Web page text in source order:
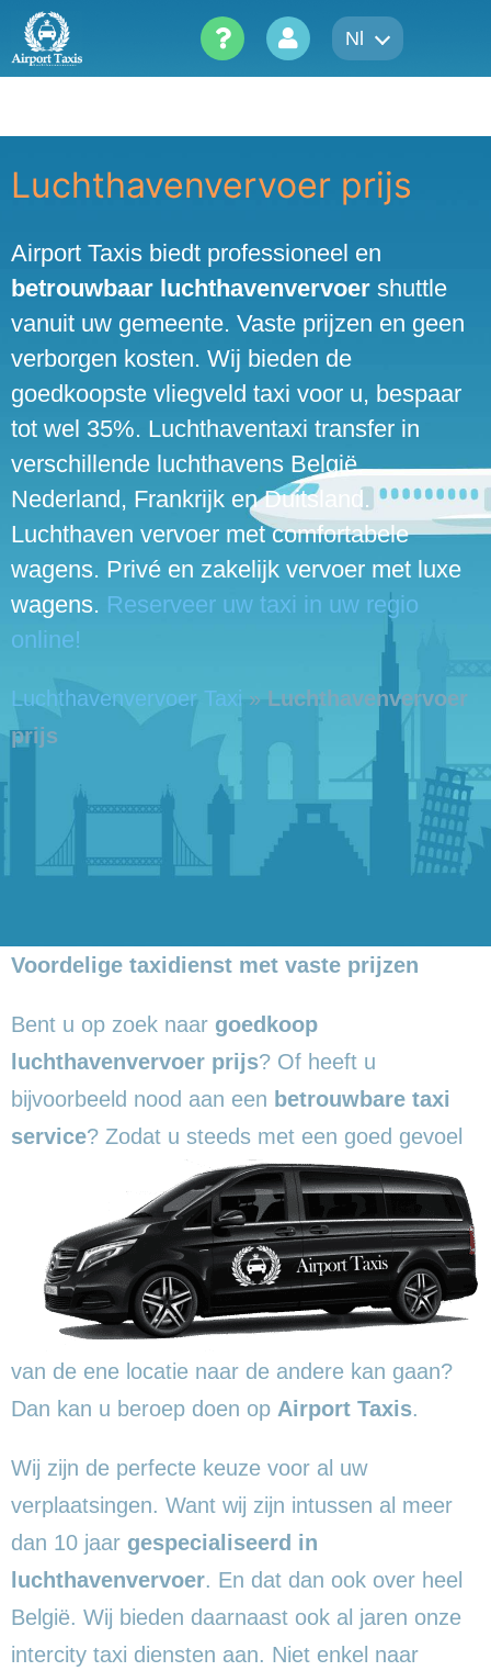
Skip
content
Nl
Luchthavenvervoer prijs
Airport Taxis biedt professioneel en
betrouwbaar luchthavenvervoer shuttle
vanuit uw gemeente. Vaste prijzen en geen
verborgen kosten. Wij bieden de
goedkoopste vliegveld taxi voor u, bespaar
tot wel 35%. Luchthaventaxi transfer in
verschillende luchthavens België,
Nederland, Frankrijk en Duitsland.
Luchthaven vervoer met comfortabele
wagens. Privé en zakelijk vervoer met luxe
wagens. Reserveer uw taxi in uw regio
online!
Luchthavenvervoer Taxi » Luchthavenvervoer
prijs
Voordelige taxidienst met vaste prijzen
Bent u op zoek naar goedkoop
luchthavenvervoer prijs? Of heeft u
bijvoorbeeld nood aan een betrouwbare taxi
service? Zodat u steeds met een goed gevoel
van de ene locatie naar de andere kan gaan?
Dan kan u beroep doen op Airport Taxis.
Wij zijn de perfecte keuze voor al uw
verplaatsingen. Want wij zijn intussen al meer
dan 10 jaar gespecialiseerd in
luchthavenvervoer. En dat dan ook over heel
België. Wij bieden daarnaast ook al jaren onze
intercity taxi diensten aan. Niet enkel naar